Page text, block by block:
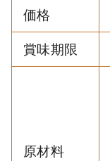
価格
賞味期限
原材料